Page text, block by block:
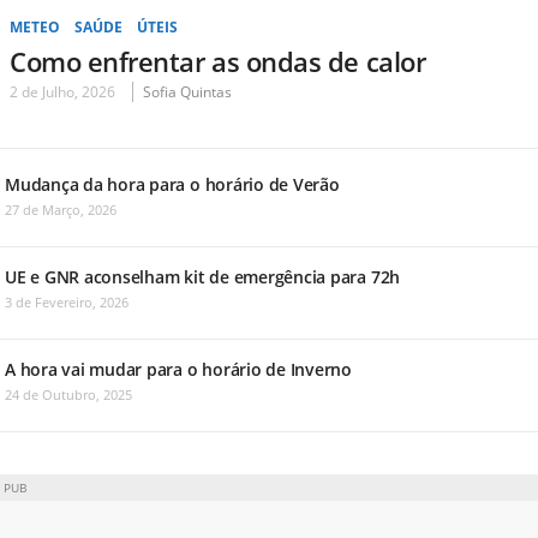
METEO SAÚDE ÚTEIS
Como enfrentar as ondas de calor
2 de Julho, 2026 Sofia Quintas
Mudança da hora para o horário de Verão
27 de Março, 2026
UE e GNR aconselham kit de emergência para 72h
3 de Fevereiro, 2026
A hora vai mudar para o horário de Inverno
24 de Outubro, 2025
PUB